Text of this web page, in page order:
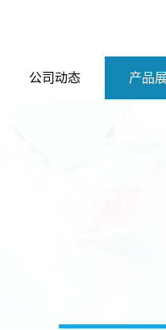
公司动态 产品